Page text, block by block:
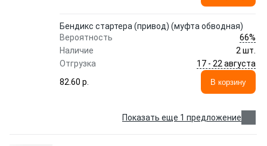
Бендикс стартера (привод) (муфта обводная)
Вероятность
66%
Наличие
2 шт.
Отгрузка
17 - 22 августа
82.60 p.
В корзину
Показать еще 1 предложение